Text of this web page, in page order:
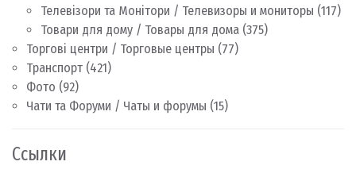
Телевізори та Монітори / Телевизоры и мониторы (117)
Товари для дому / Товары для дома (375)
Торгові центри / Торговые центры (77)
Транспорт (421)
Фото (92)
Чати та Форуми / Чаты и форумы (15)
Ссылки